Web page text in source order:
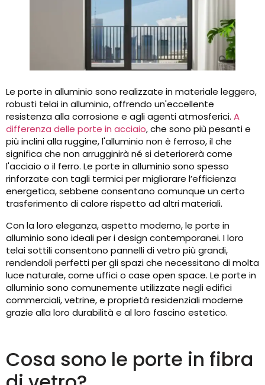
Le porte in alluminio sono realizzate in materiale leggero,
robusti telai in alluminio, offrendo un'eccellente
resistenza alla corrosione e agli agenti atmosferici. A
differenza delle porte in acciaio, che sono più pesanti e
più inclini alla ruggine, l'alluminio non è ferroso, il che
significa che non arrugginirà né si deteriorerà come
l'acciaio o il ferro. Le porte in alluminio sono spesso
rinforzate con tagli termici per migliorare l’efficienza
energetica, sebbene consentano comunque un certo
trasferimento di calore rispetto ad altri materiali.
Con la loro eleganza, aspetto moderno, le porte in
alluminio sono ideali per i design contemporanei. I loro
telai sottili consentono pannelli di vetro più grandi,
rendendoli perfetti per gli spazi che necessitano di molta
luce naturale, come uffici o case open space. Le porte in
alluminio sono comunemente utilizzate negli edifici
commerciali, vetrine, e proprietà residenziali moderne
grazie alla loro durabilità e al loro fascino estetico.
Cosa sono le porte in fibra